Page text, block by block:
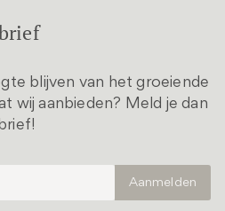
blijven van het groeiende
wij aanbieden? Meld je dan